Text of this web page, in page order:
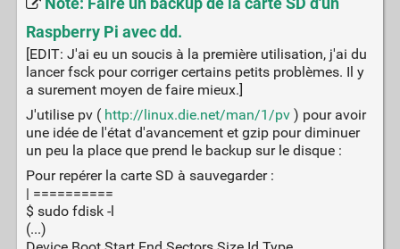
Raspberry Pi avec dd.
[EDIT: J'ai eu un soucis à la première utilisation, j'ai du
lancer fsck pour corriger certains petits problèmes. Il y
a surement moyen de faire mieux.]
J'utilise pv ( http://linux.die.net/man/1/pv) pour avoir
une idée de l'état d'avancement et gzip pour diminuer
un peu la place que prend le backup sur le disque :
Pour repérer la carte SD à sauvegarder :
| ==========
$ sudo fdisk -l
(...)